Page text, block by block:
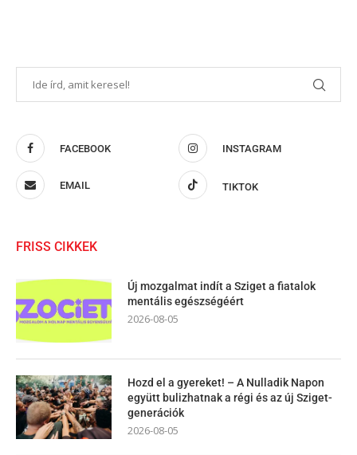
FACEBOOK INSTAGRAM
EMAIL TIKTOK
FRISS CIKKEK
Új mozgalmat indít a Sziget a fiatalok
mentális egészségéért
2026-08-05
Hozd el a gyereket! – A Nulladik Napon
együtt bulizhatnak a régi és az új Sziget-
generációk
2026-08-05